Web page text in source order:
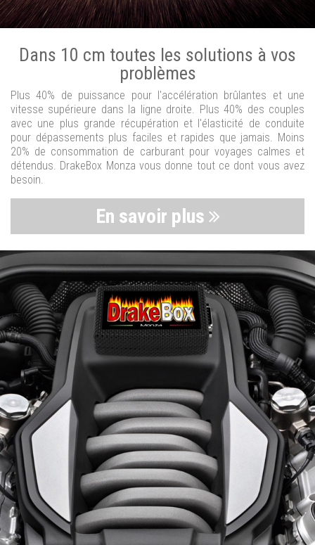
Dans 10 cm toutes les solutions à vos
problèmes
Plus 40% de puissance pour l'accélération brûlantes et une
vitesse supérieure dans la ligne droite. Plus 40% des couples
avec une plus grande récupération et l'élasticité de conduite
pour dépassements plus faciles et rapides que jamais. Moins
20% de consommation de carburant pour voyages calmes et
détendus. DrakeBox Monza vous donne tout ce dont vous avez
besoin.
En savoir plus